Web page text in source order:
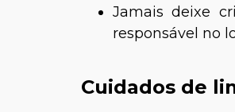
Jamais deixe
responsável no
Cuidados de